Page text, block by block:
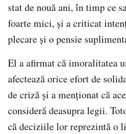
stat de nouă ani, în timp ce
foarte mici, și a criticat
plecare și o pensie
El a afirmat că imoralitatea
afectează orice efort de
de criză și a menționat că
consideră deasupra legii.
că deciziile lor reprezintă o